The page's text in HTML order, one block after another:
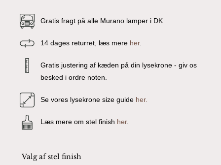
Gratis fragt på alle Murano lamper i DK
14 dages returret, læs mere her.
Gratis justering af kæden på din lysekrone - giv os
besked i ordre noten.
Se vores lysekrone size guide her.
Læs mere om stel finish her.
Valg af stel finish